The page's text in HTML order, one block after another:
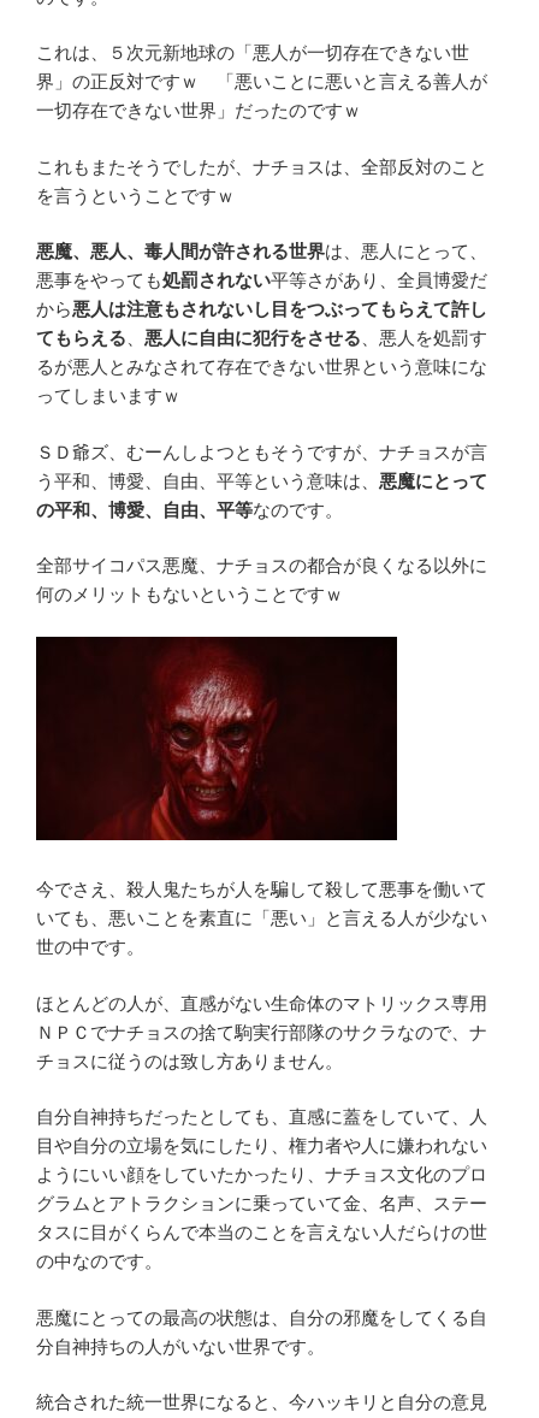
これは、５次元新地球の「悪人が一切存在できない世
界」の正反対ですｗ 「悪いことに悪いと言える善人が
一切存在できない世界」だったのですｗ
これもまたそうでしたが、ナチョスは、全部反対のこと
を言うということですｗ
悪魔、悪人、毒人間が許される世界は、悪人にとって、
悪事をやっても処罰されない平等さがあり、全員博愛だ
から悪人は注意もされないし目をつぶってもらえて許し
てもらえる
悪人に自由に犯行をさせる 、悪人を処罰す
るが悪人とみなされて存在できない世界という意味にな
ってしまいますｗ
ＳＤ爺ズ、むーんしよつともそうですが、ナチョスが言
う平和、博愛、自由、平等という意味は、 悪魔にとって
の平和、博愛、自由、平等なのです。
全部サイコパス悪魔、ナチョスの都合が良くなる以外に
何のメリットもないということですｗ
今でさえ、殺人鬼たちが人を騙して殺して悪事を働いて
いても、悪いことを素直に「悪い」と言える人が少ない
世の中です。
ほとんどの人が、直感がない生命体のマトリックス専用
ＮＰＣでナチョスの捨て駒実行部隊のサクラなので、ナ
チョスに従うのは致し方ありません。
自分自神持ちだったとしても、直感に蓋をしていて、人
目や自分の立場を気にしたり、権力者や人に嫌われない
ようにいい顔をしていたかったり、ナチョス文化のプロ
グラムとアトラクションに乗っていて金、名声、ステー
タスに目がくらんで本当のことを言えない人だらけの世
の中なのです。
悪魔にとっての最高の状態は、自分の邪魔をしてくる自
分自神持ちの人がいない世界です。
統合された統一世界になると、今ハッキリと自分の意見